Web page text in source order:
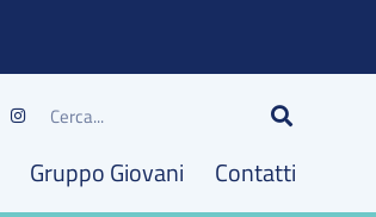
Gruppo Giovani Contatti